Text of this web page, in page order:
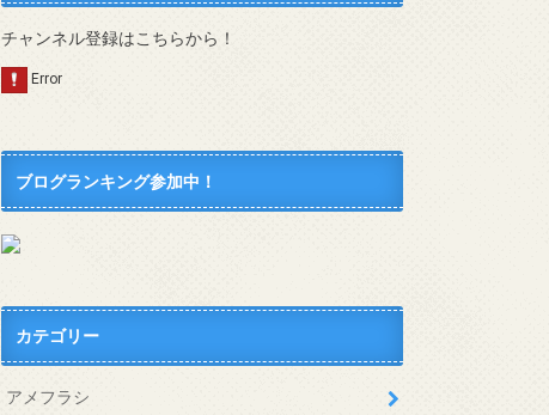
チャンネル登録はこちらから！
ブログランキング参加中！
カテゴリー
アメフラシ